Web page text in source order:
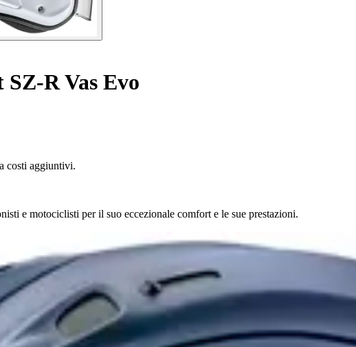
SZ-R Vas Evo
costi aggiuntivi.
e motociclisti per il suo eccezionale comfort e le sue prestazioni.